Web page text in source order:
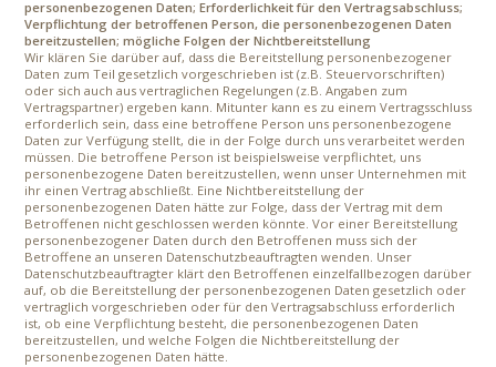
personenbezogenen Daten; Erforderlichkeit für den Vertragsabschluss;
Verpflichtung der betroffenen Person, die personenbezogenen Daten
bereitzustellen; mögliche Folgen der Nichtbereitstellung
Wir klären Sie darüber auf, dass die Bereitstellung personenbezogener
Daten zum Teil gesetzlich vorgeschrieben ist (z.B. Steuervorschriften)
oder sich auch aus vertraglichen Regelungen (z.B. Angaben zum
Vertragspartner) ergeben kann. Mitunter kann es zu einem Vertragsschluss
erforderlich sein, dass eine betroffene Person uns personenbezogene
Daten zur Verfügung stellt, die in der Folge durch uns verarbeitet werden
müssen. Die betroffene Person ist beispielsweise verpflichtet, uns
personenbezogene Daten bereitzustellen, wenn unser Unternehmen mit
ihr einen Vertrag abschließt. Eine Nichtbereitstellung der
personenbezogenen Daten hätte zur Folge, dass der Vertrag mit dem
Betroffenen nicht geschlossen werden könnte. Vor einer Bereitstellung
personenbezogener Daten durch den Betroffenen muss sich der
Betroffene an unseren Datenschutzbeauftragten wenden. Unser
Datenschutzbeauftragter klärt den Betroffenen einzelfallbezogen darüber
auf, ob die Bereitstellung der personenbezogenen Daten gesetzlich oder
vertraglich vorgeschrieben oder für den Vertragsabschluss erforderlich
ist, ob eine Verpflichtung besteht, die personenbezogenen Daten
bereitzustellen, und welche Folgen die Nichtbereitstellung der
personenbezogenen Daten hätte.